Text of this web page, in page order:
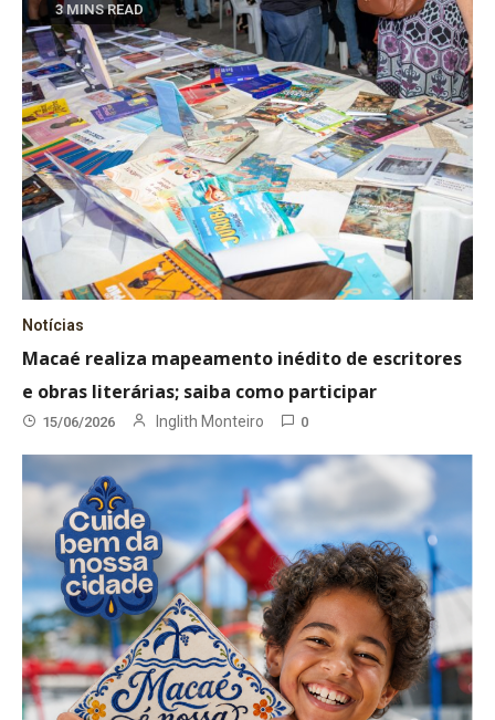
3 MINS READ
Notícias
Macaé realiza mapeamento inédito de escritores
e obras literárias; saiba como participar
15/06/2026 Inglith Monteiro 0